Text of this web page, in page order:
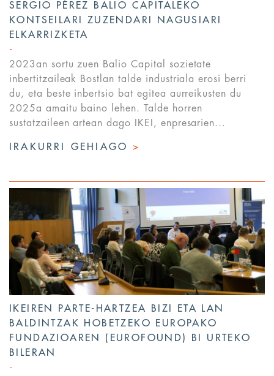
SERGIO PÉREZ BALIO CAPITALEKO
KONTSEILARI ZUZENDARI NAGUSIARI
ELKARRIZKETA
2023an sortu zuen Balio Capital sozietate
inbertitzaileak Bostlan talde industriala erosi berri
du, eta beste inbertsio bat egitea aurreikusten du
2025a amaitu baino lehen. Talde horren
sustatzaileen artean dago IKEI, enpresarien...
IRAKURRI GEHIAGO>
IKEIREN PARTE-HARTZEA BIZI ETA LAN
BALDINTZAK HOBETZEKO EUROPAKO
FUNDAZIOAREN (EUROFOUND) BI URTEKO
BILERAN